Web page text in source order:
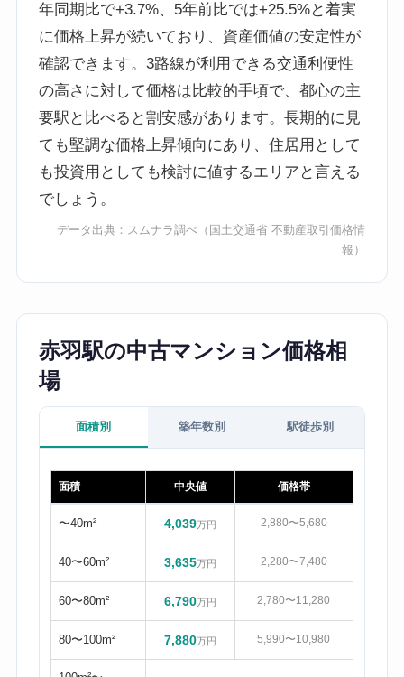
年同期比で+3.7%、5年前比では+25.5%と着実
に価格上昇が続いており、資産価値の安定性が
確認できます。3路線が利用できる交通利便性
の高さに対して価格は比較的手頃で、都心の主
要駅と比べると割安感があります。長期的に見
ても堅調な価格上昇傾向にあり、住居用として
も投資用としても検討に値するエリアと言える
でしょう。
データ出典： スムナラ調べ （国土交通省 不動産取引価格情
報）
赤羽駅の中古マンション価格相
場
面積別 築年数別 駅徒歩別
面積 中央値 価格帯
〜40m² 4,039万円 2,880〜5,680
40〜60m² 3,635万円 2,280〜7,480
60〜80m² 6,790万円 2,780〜11,280
80〜100m² 7,880万円 5,990〜10,980